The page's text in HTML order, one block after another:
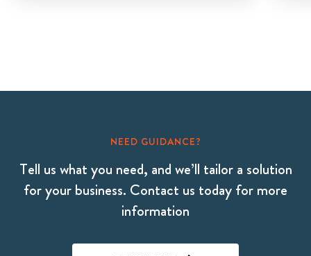
NEED GUIDANCE?
Tell us what you need, and we’ll tailor a solution
for your business. Contact us today for more
information